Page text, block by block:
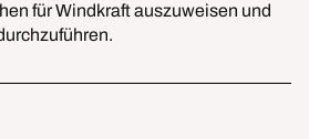
für Windkraft auszuweisen und